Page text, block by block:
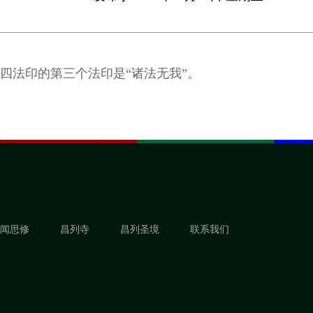
四法印的第三个法印是“诸法无我”。
闻思修 昌列寺 昌列圣境 联系我们